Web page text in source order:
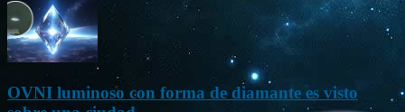
OVNI luminoso con forma de diamante es visto